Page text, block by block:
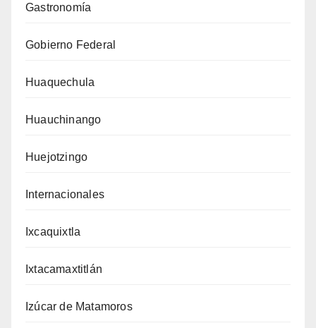
Gastronomía
Gobierno Federal
Huaquechula
Huauchinango
Huejotzingo
Internacionales
Ixcaquixtla
Ixtacamaxtitlán
Izúcar de Matamoros